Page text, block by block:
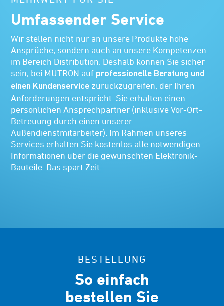
Umfassender Service
Wir stellen nicht nur an unsere Produkte hohe
Ansprüche, sondern auch an unsere Kompetenzen
im Bereich Distribution. Deshalb können Sie sicher
sein, bei MÜTRON auf professionelle Beratung und
einen Kundenservice zurückzugreifen, der Ihren
Anforderungen entspricht. Sie erhalten einen
persönlichen Ansprechpartner (inklusive Vor-Ort-
Betreuung durch einen unserer
Außendienstmitarbeiter). Im Rahmen unseres
Services erhalten Sie kostenlos alle notwendigen
Informationen über die gewünschten Elektronik-
Bauteile. Das spart Zeit.
BESTELLUNG
So einfach
bestellen Sie